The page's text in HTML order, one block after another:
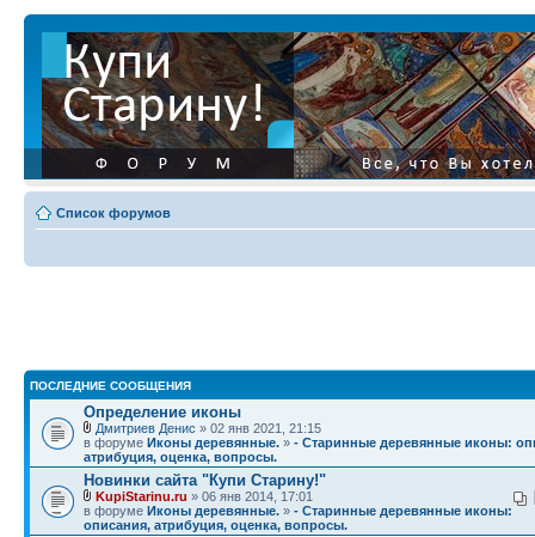
Список форумов
ПОСЛЕДНИЕ СООБЩЕНИЯ
Определение иконы
Дмитриев Денис » 02 янв 2021, 21:15
в форуме Иконы деревянные. » - Старинные деревянные иконы:
атрибуция, оценка, вопросы.
Новинки сайта "Купи Старину!"
KupiStarinu.ru » 06 янв 2014, 17:01
в форуме Иконы деревянные. » - Старинные деревянные иконы:
описания, атрибуция, оценка, вопросы.